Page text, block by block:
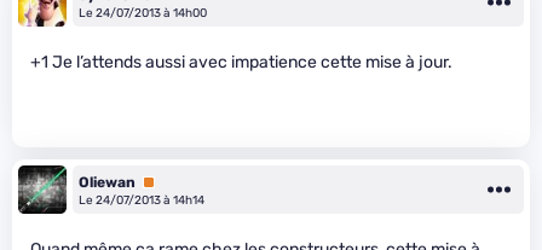
Le 24/07/2013 à 14h00
+1 Je l’attends aussi avec impatience cette mise à jour.
Oliewan
Premium
Le 24/07/2013 à 14h14